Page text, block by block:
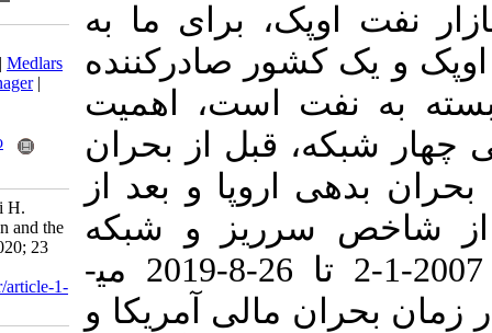
برای ما به
صادرکننده
است، اهمیت
قبل از بحران
و بعد از
و شبکه
پیچیده برای دوره زمانی 2007-1-2 تا 26-8-2019 می­
مالی آمریکا و
Download citation:
BibTeX
RIS |EndNote |Medlars
|ProCite Reference Manager
Send citation to:
Mendeley
Zotero
Bagheri S, Ansari Samani H.
Financial Crisis Contagion and the
OPEC Oil Market. IJE 2020; 23
URL:http://necjournals.ir/article-1-